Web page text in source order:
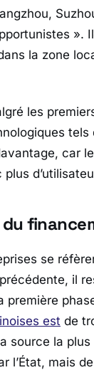
».
la zone
les
tels
car
se
il
première
est de
source la
l’État, mais